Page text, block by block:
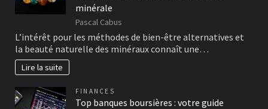
minérale
Pascal Cabus
L’intérêt pour les méthodes de bien-être alternatives et
la beauté naturelle des minéraux connaît une…
Lire la suite
FINANCES
Top banques boursières : votre guide